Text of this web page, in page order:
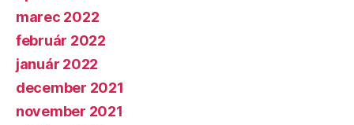
marec 2022
február 2022
január 2022
december 2021
november 2021